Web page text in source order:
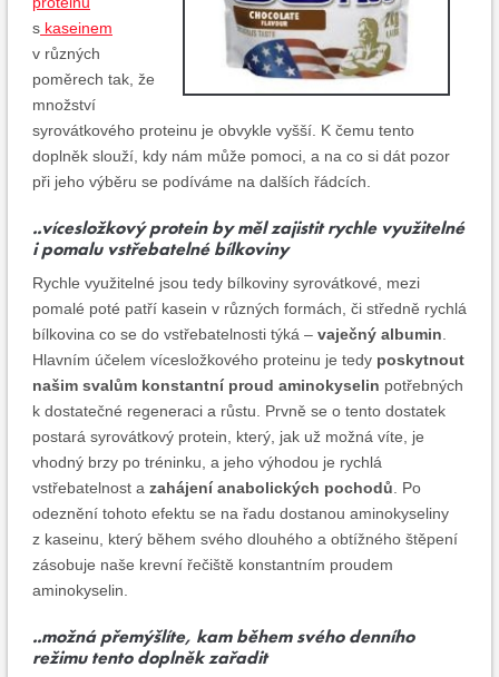
s kaseinem
v různých
poměrech tak, že
množství
syrovátkového proteinu je obvykle vyšší. K čemu tento
doplněk slouží, kdy nám může pomoci, a na co si dát pozor
při jeho výběru se podíváme na dalších řádcích.
..vícesložkový protein by měl zajistit rychle využitelné
i pomalu vstřebatelné bílkoviny
Rychle využitelné jsou tedy bílkoviny syrovátkové, mezi
pomalé poté patří kasein v různých formách, či středně rychlá
bílkovina co se do vstřebatelnosti týká – vaječný albumin
Hlavním účelem vícesložkového proteinu je tedy poskytnout
našim svalům konstantní proud aminokyselin potřebných
k dostatečné regeneraci a růstu. Prvně se o tento dostatek
postará syrovátkový protein, který, jak už možná víte, je
vhodný brzy po tréninku, a jeho výhodou je rychlá
vstřebatelnost a zahájení anabolických pochodů . Po
odeznění tohoto efektu se na řadu dostanou aminokyseliny
z kaseinu, který během svého dlouhého a obtížného štěpení
zásobuje naše krevní řečiště konstantním proudem
aminokyselin.
..možná přemýšlíte, kam během svého denního
režimu tento doplněk zařadit